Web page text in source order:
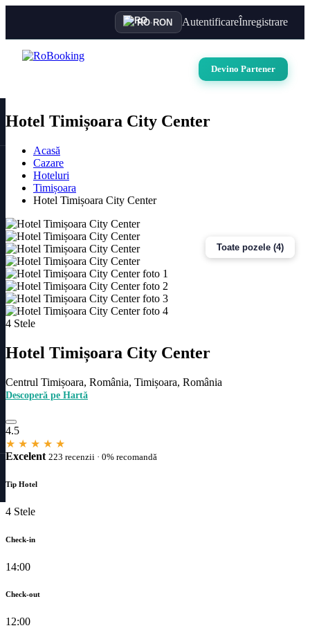
RO·RON AutentificareÎnregistrare
Devino Partener
Hotel Timișoara City Center
Acasă
Cazare
Hoteluri
Timișoara
Hotel Timișoara City Center
Toate pozele (4)
4 Stele
Hotel Timișoara City Center
Centrul Timișoara, România, Timișoara, România
Descoperă pe Hartă
4.5
★ ★ ★ ★ ★
Excelent 223 recenzii · 0% recomandă
Tip Hotel
4 Stele
Check-in
14:00
Check-out
12:00